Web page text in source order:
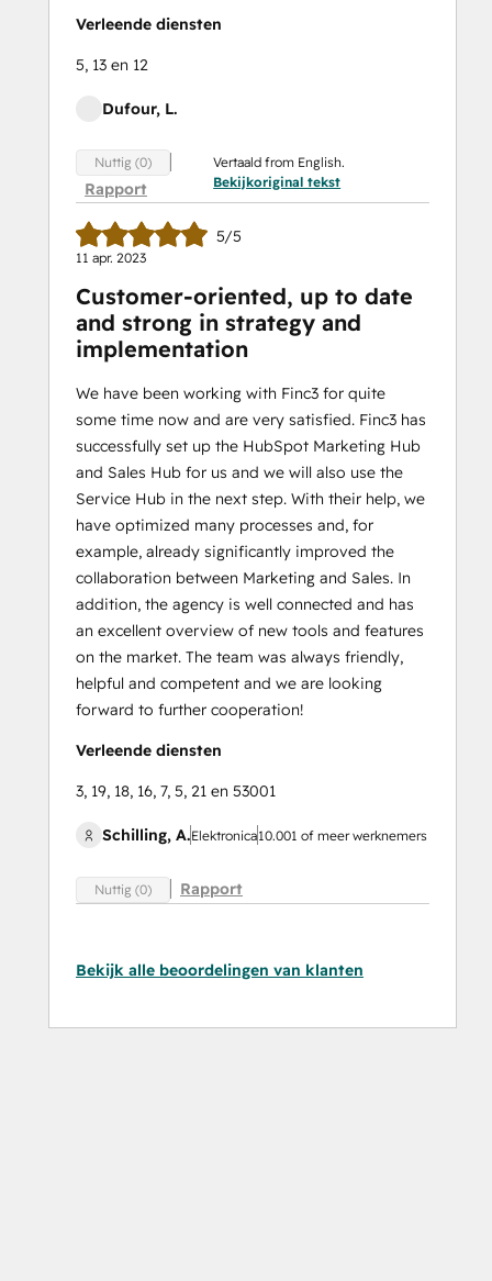
Verleende diensten
5, 13 en 12
Dufour, L.
Nuttig (0)
Rapport
Vertaald from English.
Bekijkoriginal tekst
5/5
11 apr. 2023
Customer-oriented, up to date
and strong in strategy and
implementation
We have been working with Finc3 for quite
some time now and are very satisfied. Finc3 has
successfully set up the HubSpot Marketing Hub
and Sales Hub for us and we will also use the
Service Hub in the next step. With their help, we
have optimized many processes and, for
example, already significantly improved the
collaboration between Marketing and Sales. In
addition, the agency is well connected and has
an excellent overview of new tools and features
on the market. The team was always friendly,
helpful and competent and we are looking
forward to further cooperation!
Verleende diensten
3, 19, 18, 16, 7, 5, 21 en 53001
Schilling, A.Elektronica10.001 of meer werknemers
Nuttig (0) Rapport
Bekijk alle beoordelingen van klanten